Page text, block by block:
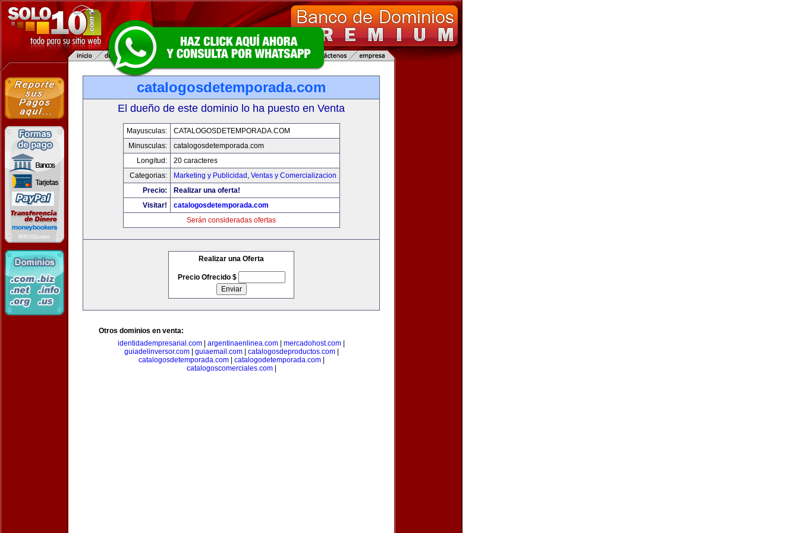
catalogosdetemporada.com
El dueño de este dominio lo ha puesto en Venta
Mayusculas:
CATALOGOSDETEMPORADA.COM
Minusculas:
catalogosdetemporada.com
Longitud:
20 caracteres
Categorias:
Marketing y Publicidad , Ventas y Comercializacion
Precio:
Realizar una oferta!
Visitar!
catalogosdetemporada.com
Serán consideradas ofertas
Realizar una Oferta
Precio Ofrecido $
Otros dominios en venta:
identidadempresarial.com
argentinaenlinea.com mercadohost.com
guiadelinversor.com| guiaemail.com| catalogosdeproductos.com|
catalogosdetemporada.com| catalogodetemporada.com|
catalogoscomerciales.com|